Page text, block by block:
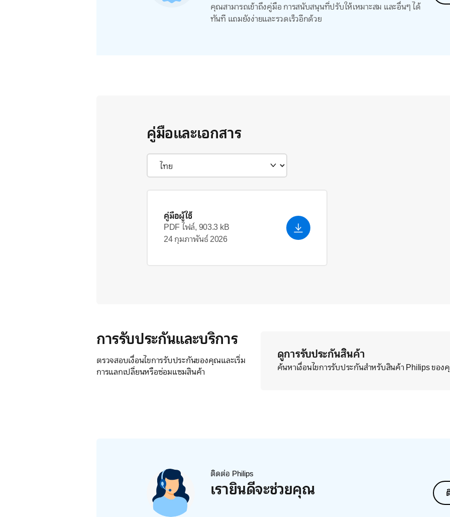
คุณสามารถเข้าถึงคู่มือ การสนับสนุนที่ปรับให้เหมาะสม และอื่นๆ ได้
ทันที แถมยังง่ายและรวดเร็วอีกด้วย
คู่มือและเอกสาร
คู่มือผู้ใช้
PDF ไฟล์, 903.3 kB
24 กุมภาพันธ์ 2026
การรับประกันและบริการ
ตรวจสอบเงื่อนไขการรับประกันของคุณและเริ่ม
การแลกเปลี่ยนหรือซ่อมแซมสินค้า
ดูการรับประกันสินค้า
ค้นหาเงื่อนไขการรับประกันสำหรับสินค้า Philips ของ
ติดต่อ Philips
เรายินดีจะช่วยคุณ